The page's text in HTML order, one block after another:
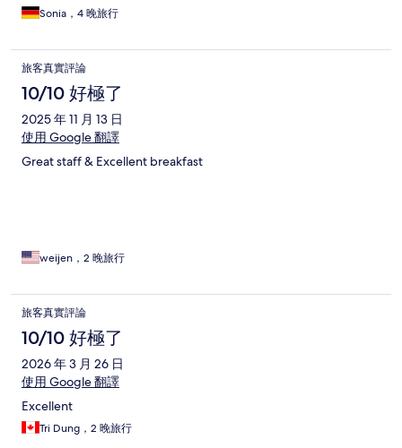
Sonia，4 晚旅行
旅客真實評論
10/10 好極了
2025 年 11 月 13 日
使用 Google 翻譯
Great staff & Excellent breakfast
weijen，2 晚旅行
旅客真實評論
10/10 好極了
2026 年 3 月 26 日
使用 Google 翻譯
Excellent
Tri Dung，2 晚旅行